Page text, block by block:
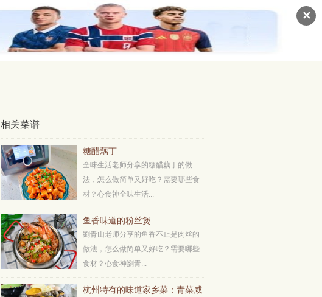
✕
相关菜谱
糖醋藕丁
全味生活老师分享的糖醋藕丁的做
法，怎么做简单又好吃？需要哪些食
材？心食神全味生活...
鱼香味道的粉丝煲
劉青山老师分享的鱼香不止是肉丝的
做法，怎么做简单又好吃？需要哪些
食材？心食神劉青...
杭州特有的味道家乡菜：青菜咸